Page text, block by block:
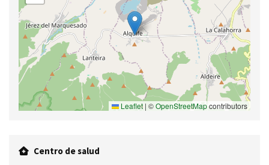
Leaflet | ©OpenStreetMapcontributors
Centro de salud